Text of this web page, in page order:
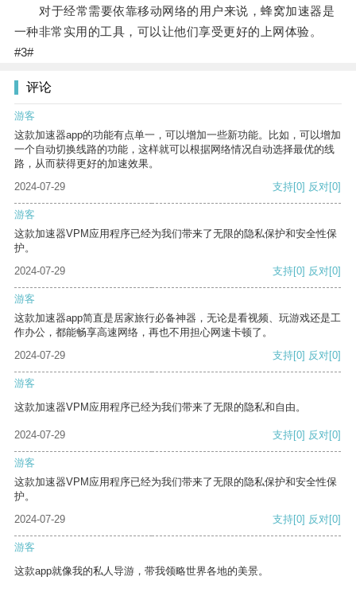
对于经常需要依靠移动网络的用户来说，蜂窝加速器是
一种非常实用的工具，可以让他们享受更好的上网体验。
#3#
评论
游客
这款加速器app的功能有点单一，可以增加一些新功能。比如，可以增加
一个自动切换线路的功能，这样就可以根据网络情况自动选择最优的线
路，从而获得更好的加速效果。
2024-07-29
支持[0] 反对[0]
游客
这款加速器VPM应用程序已经为我们带来了无限的隐私保护和安全性保
护。
2024-07-29
支持[0] 反对[0]
游客
这款加速器app简直是居家旅行必备神器，无论是看视频、玩游戏还是工
作办公，都能畅享高速网络，再也不用担心网速卡顿了。
2024-07-29
支持[0] 反对[0]
游客
这款加速器VPM应用程序已经为我们带来了无限的隐私和自由。
2024-07-29 支持[0] 反对[0]
游客
这款加速器VPM应用程序已经为我们带来了无限的隐私保护和安全性保
护。
2024-07-29
支持[0] 反对[0]
游客
这款app就像我的私人导游，带我领略世界各地的美景。